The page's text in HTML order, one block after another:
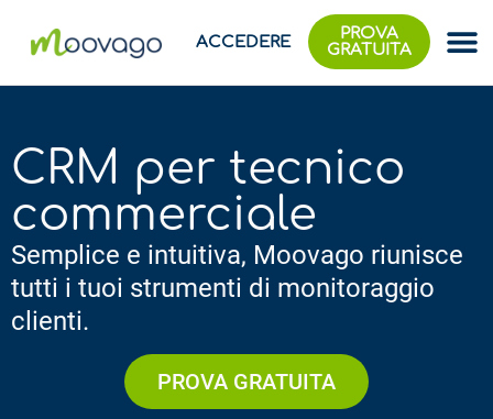
ACCEDERE
PROVA
GRATUITA
CRM per tecnico
commerciale
Semplice e intuitiva, Moovago riunisce
tutti i tuoi strumenti di monitoraggio
clienti.
PROVA GRATUITA